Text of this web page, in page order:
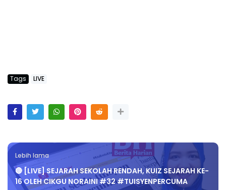
Tags LIVE
Lebih lama
🔴 [LIVE] SEJARAH SEKOLAH RENDAH, KUIZ SEJARAH KE-
16 OLEH CIKGU NORAINI #32 #TUISYENPERCUMA